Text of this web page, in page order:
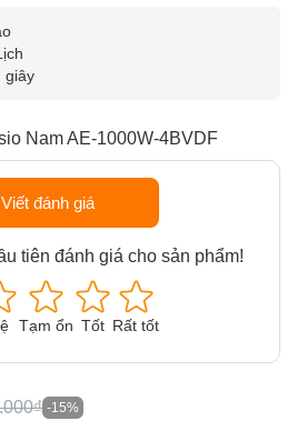
giây
Nam AE-1000W-4BVDF
Viết đánh giá
tiên đánh giá cho sản phẩm!
Tạm ổn Tốt Rất tốt
-15%